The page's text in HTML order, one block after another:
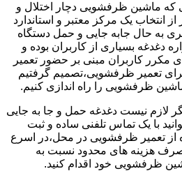
که ماشین ظرفشویی دچار اختلال و
یک مرکز معتبر و استاندارد
به حال جابه جایی و حمل دستگاه
دغدغه بسیاری از کاربران بوده و
کاربران مبنی بر حضور تعمیر
تعمیر ظرفشویی،تصمیم گرفتیم
ظرفشویی را راه اندازی کنیم.
لازم نیست دغدغه حمل و جا به جایی
با یک تماس تلفنی ساده و ثبت
از تعمیر ظرفشویی در محل،در اسرع
هزینه های محدود نسبت به
ظرفشویی خود اقدام کنید.